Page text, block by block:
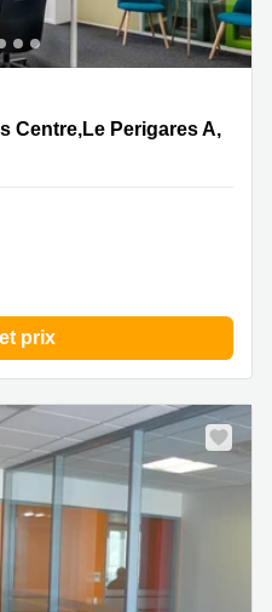
Perigares A, 201
sous Bois
Centre,Le Perigares A,
prix